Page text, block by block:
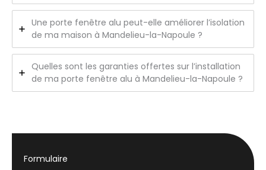
Une porte fenêtre alu peut-elle améliorer l’isolation
de ma maison à Mandelieu-la-Napoule ?
Quelles sont les garanties offertes sur l’installation
de ma porte fenêtre alu à Mandelieu-la-Napoule ?
Formulaire